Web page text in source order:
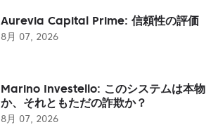
Aurevia Capital Prime: 信頼性の評価
8月 07, 2026
Marino Investello: このシステムは本物
か、それともただの詐欺か？
8月 07, 2026